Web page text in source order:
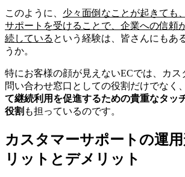
このように、 少々面倒なことが起きても
サポートを受けることで、企業への信頼
続している という経験は、皆さんにもあ
うか。
特にお客様の顔が見えないECでは、カス
問い合わせ窓口としての役割だけでなく、
て継続利用を促進するための貴重なタッ
役割 も担っているのです。
カスタマーサポートの運
リットとデメリット